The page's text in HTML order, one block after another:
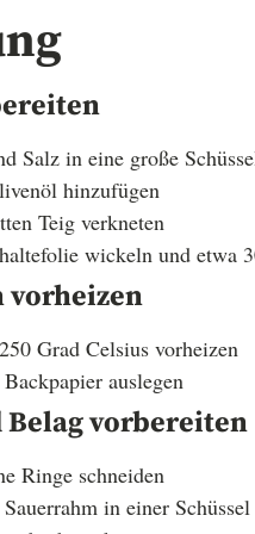
Salz in eine große
hinzufügen
Teig verkneten
wickeln und etwa
vorheizen
Grad Celsius vorheizen
auslegen
Belag vorbereiten
Ringe schneiden
in einer